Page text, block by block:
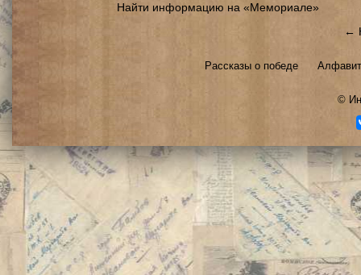
Найти информацию на «Мемориале»
←
Рассказы о победе
©